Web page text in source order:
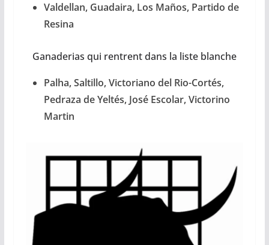
Valdellan, Guadaira, Los Maños, Partido de
Resina
Ganaderias qui rentrent dans la liste blanche
Palha, Saltillo, Victoriano del Rio-Cortés,
Pedraza de Yeltés, José Escolar, Victorino
Martin